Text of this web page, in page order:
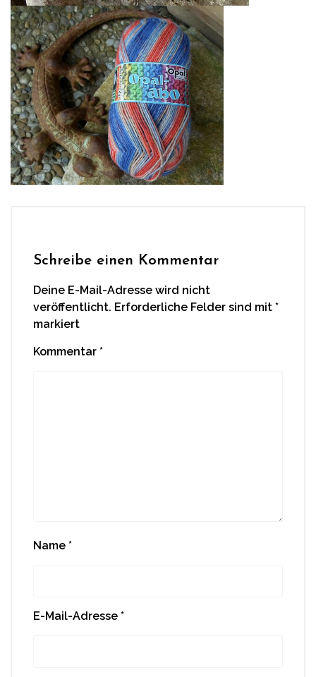
Schreibe einen Kommentar
Deine E-Mail-Adresse wird nicht
veröffentlicht. Erforderliche Felder sind mit *
markiert
Kommentar *
Name *
E-Mail-Adresse *